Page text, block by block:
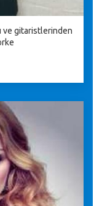
ve gitaristlerinden